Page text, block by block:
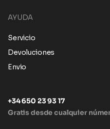
AYUDA
Servicio
Devoluciones
Envio
+34 650 23 93 17
Gratis desde cualquier